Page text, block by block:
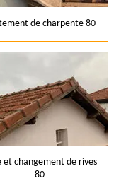
de charpente 80
et changement de rives
80